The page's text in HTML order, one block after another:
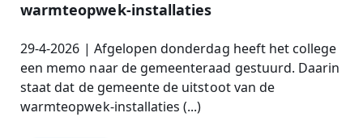
warmteopwek-installaties
29-4-2026 | Afgelopen donderdag heeft het college
een memo naar de gemeenteraad gestuurd. Daarin
staat dat de gemeente de uitstoot van de
warmteopwek-installaties (...)